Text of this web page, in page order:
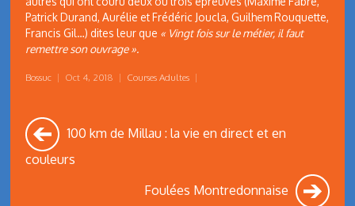
Patrick Durand, Aurélie et Frédéric Joucla, Guilhem Rouquette,
Francis Gil…) dites leur que « Vingt fois sur le métier, il faut
remettre son ouvrage ».
Bossuc | Oct 4, 2018 | Courses Adultes |
100 km de Millau : la vie en direct et en
couleurs
Foulées Montredonnaise